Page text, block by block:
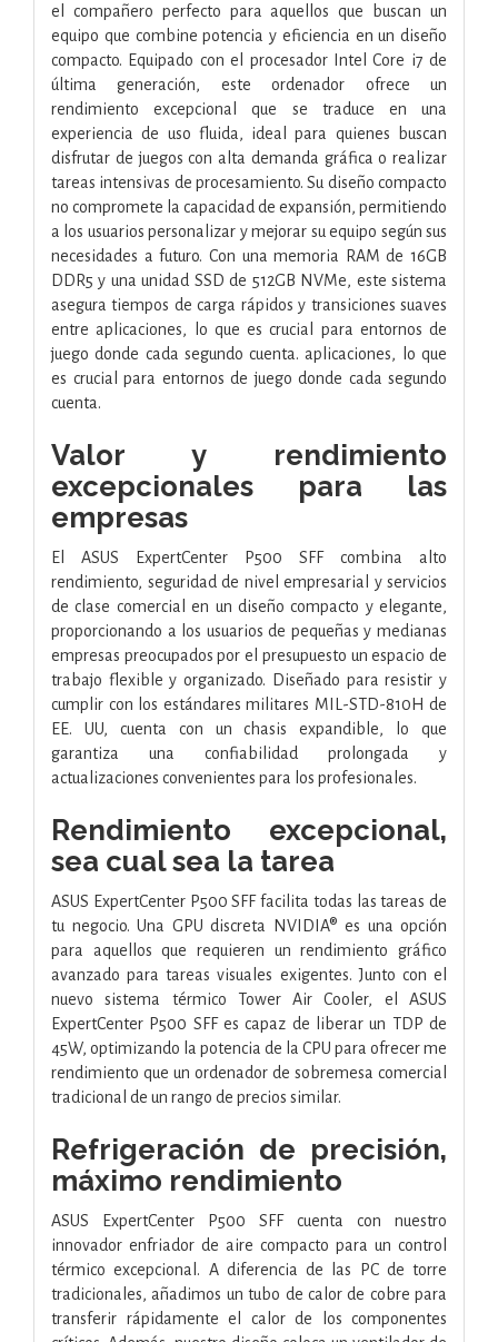
el compañero perfecto para aquellos que buscan un
equipo que combine potencia y eficiencia en un diseño
compacto. Equipado con el procesador Intel Core i7 de
última generación, este ordenador ofrece un
rendimiento excepcional que se traduce en una
experiencia de uso fluida, ideal para quienes buscan
disfrutar de juegos con alta demanda gráfica o realizar
tareas intensivas de procesamiento. Su diseño compacto
no compromete la capacidad de expansión, permitiendo
a los usuarios personalizar y mejorar su equipo según sus
necesidades a futuro. Con una memoria RAM de 16GB
DDR5 y una unidad SSD de 512GB NVMe, este sistema
asegura tiempos de carga rápidos y transiciones suaves
entre aplicaciones, lo que es crucial para entornos de
juego donde cada segundo cuenta. aplicaciones, lo que
es crucial para entornos de juego donde cada segundo
cuenta.
Valor y rendimiento
excepcionales para las
empresas
El ASUS ExpertCenter P500 SFF combina alto
rendimiento, seguridad de nivel empresarial y servicios
de clase comercial en un diseño compacto y elegante,
proporcionando a los usuarios de pequeñas y medianas
empresas preocupados por el presupuesto un espacio de
trabajo flexible y organizado. Diseñado para resistir y
cumplir con los estándares militares MIL-STD-810H de
EE. UU, cuenta con un chasis expandible, lo que
garantiza una confiabilidad prolongada y
actualizaciones convenientes para los profesionales.
Rendimiento excepcional,
sea cual sea la tarea
ASUS ExpertCenter P500 SFF facilita todas las tareas de
tu negocio. Una GPU discreta NVIDIA® es una opción
para aquellos que requieren un rendimiento gráfico
avanzado para tareas visuales exigentes. Junto con el
nuevo sistema térmico Tower Air Cooler, el ASUS
ExpertCenter P500 SFF es capaz de liberar un TDP de
45W, optimizando la potencia de la CPU para ofrecer me
rendimiento que un ordenador de sobremesa comercial
tradicional de un rango de precios similar.
Refrigeración de precisión,
máximo rendimiento
ASUS ExpertCenter P500 SFF cuenta con nuestro
innovador enfriador de aire compacto para un control
térmico excepcional. A diferencia de las PC de torre
tradicionales, añadimos un tubo de calor de cobre para
transferir rápidamente el calor de los componentes